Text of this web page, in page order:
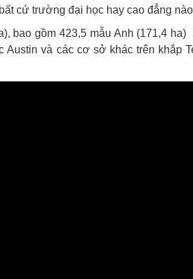
cứ trường đại học hay cao đẳng
bao gồm 423,5 mẫu Anh (171,4
và các cơ sở khác trên khắp